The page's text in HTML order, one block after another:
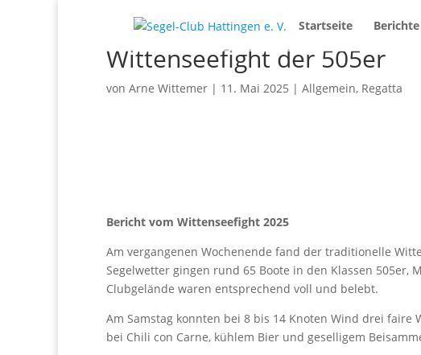
Startseite Berichte
Wittenseefight der 505er
von Arne Wittemer | 11. Mai 2025 | Allgemein, Regatta
Bericht vom Wittenseefight 2025
Am vergangenen Wochenende fand der traditionelle
Segelwetter gingen rund 65 Boote in den Klassen 505er,
Clubgelände waren entsprechend voll und belebt.
Am Samstag konnten bei 8 bis 14 Knoten Wind drei
bei Chili con Carne, kühlem Bier und geselligem